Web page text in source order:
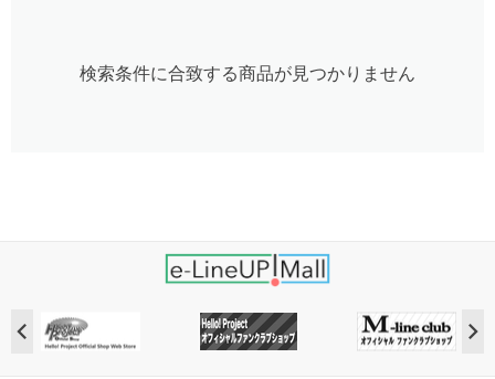
検索条件に合致する商品が見つかりません